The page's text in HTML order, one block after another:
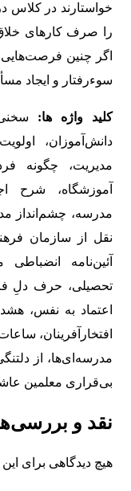
خواستارند در
را صرف کارهای
اگر چنین فرصت‌هایی
سوءرفتار و ایجاد
کلید واژه ها:
دانش‌آموزان،
مدیریت، چگونه
آموزشگاه، شرح
مدرسه، چشم‌انداز
نقل از سازمان
آئین‌نامه
تحصیلی، حرف دلِ
اعتماد به نفس،
افتخارآفرینان،
مدرسه‌ای‌ها، از
بی‌قراری معلمین
نقد و
هیچ دیدگاهی برای